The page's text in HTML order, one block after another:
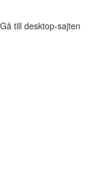
Gå till desktop-sajten